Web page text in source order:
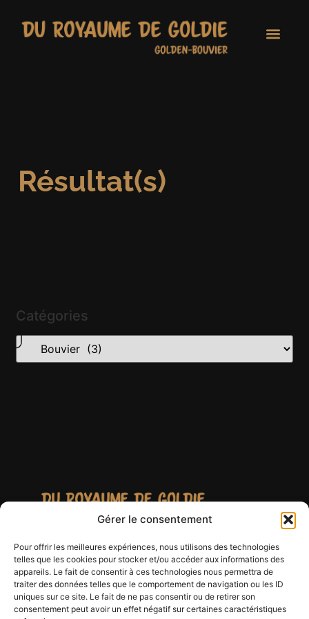
Gérer le consentement
Pour offrir les meilleures expériences, nous utilisons des technologies
telles que les cookies pour stocker et/ou accéder aux informations des
appareils. Le fait de consentir à ces technologies nous permettra de
traiter des données telles que le comportement de navigation ou les ID
uniques sur ce site. Le fait de ne pas consentir ou de retirer son
consentement peut avoir un effet négatif sur certaines caractéristiques
Résultat(s)
Catégories